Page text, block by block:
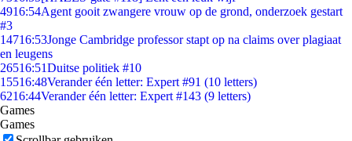
4916:54Agent gooit zwangere vrouw op de grond, onderzoek gestart
#3
14716:53Jonge Cambridge professor stapt op na claims over plagiaat
en leugens
26516:51Duitse politiek #10
15516:48Verander één letter: Expert #91 (10 letters)
6216:44Verander één letter: Expert #143 (9 letters)
Games
Games